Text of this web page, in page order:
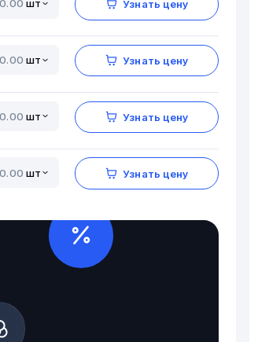
шт Узнать цену
шт Узнать цену
шт Узнать цену
шт Узнать цену